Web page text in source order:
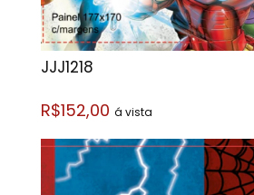
JJJ1218
R$152,00 á vista